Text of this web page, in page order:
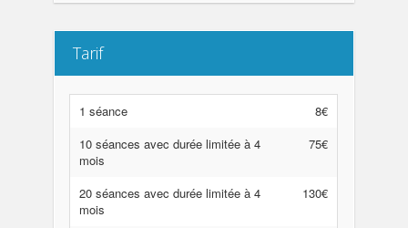
Tarif
1 séance
8€
10 séances avec durée limitée à 4
mois
75€
20 séances avec durée limitée à 4
mois
130€